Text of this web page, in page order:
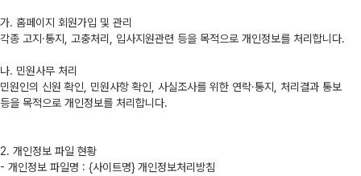
가. 홈페이지 회원가입 및 관리
각종 고지·통지, 고충처리, 입사지원관련 등을 목적으로 개인정보를 처리합니다.
나. 민원사무 처리
민원인의 신원 확인, 민원사항 확인, 사실조사를 위한 연락·통지, 처리결과 통보
등을 목적으로 개인정보를 처리합니다.
2. 개인정보 파일 현황
- 개인정보 파일명 : {사이트명} 개인정보처리방침